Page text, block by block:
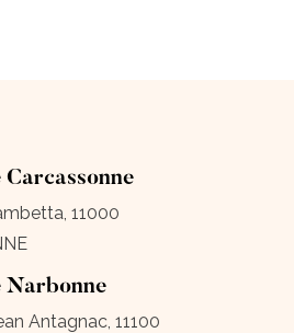
11000
Narbonne
Antagnac, 11100